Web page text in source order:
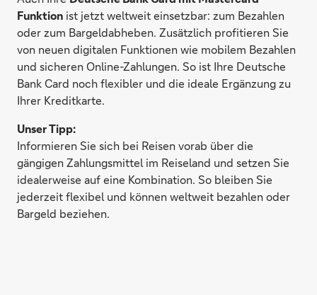
Funktion ist jetzt weltweit einsetzbar: zum Bezahlen
oder zum Bargeldabheben. Zusätzlich profitieren Sie
von neuen digitalen Funktionen wie mobilem Bezahlen
und sicheren Online-Zahlungen. So ist Ihre Deutsche
Bank Card noch flexibler und die ideale Ergänzung zu
Ihrer Kreditkarte.
Unser Tipp:
Informieren Sie sich bei Reisen vorab über die
gängigen Zahlungsmittel im Reiseland und setzen Sie
idealerweise auf eine Kombination. So bleiben Sie
jederzeit flexibel und können weltweit bezahlen oder
Bargeld beziehen.